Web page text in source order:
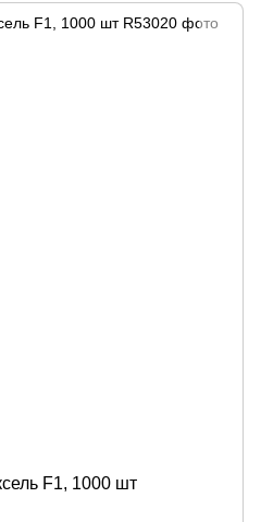
F1, 1000 шт